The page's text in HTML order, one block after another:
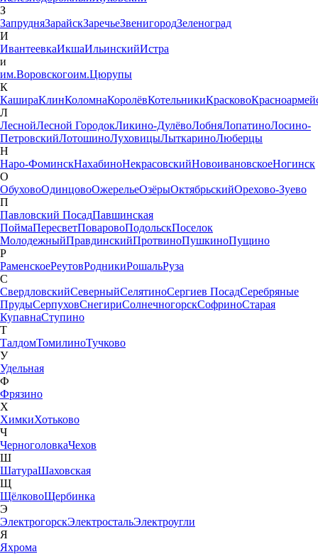
З
ЗапрудняЗарайскЗаречьеЗвенигородЗеленоград
И
ИвантеевкаИкшаИльинскийИстра
и
им.Воровскогоим.Цюрупы
К
КашираКлинКоломнаКоролёвКотельникиКрасково
Л
ЛеснойЛесной ГородокЛикино-ДулёвоЛобняЛопатиноЛосино-
ПетровскийЛотошиноЛуховицыЛыткариноЛюберцы
Н
Наро-ФоминскНахабиноНекрасовскийНовоивановскоеНогинск
О
ОбуховоОдинцовоОжерельеОзёрыОктябрьскийОрехово-Зуево
П
Павловский ПосадПавшинская
ПоймаПересветПоваровоПодольскПоселок
МолодежныйПравдинскийПротвиноПушкиноПущино
Р
РаменскоеРеутовРодникиРошальРуза
С
СвердловскийСеверныйСелятиноСергиев ПосадСеребряные
ПрудыСерпуховСнегириСолнечногорскСофриноСтарая
КупавнаСтупино
Т
ТалдомТомилиноТучково
У
Удельная
Ф
Фрязино
Х
ХимкиХотьково
Ч
ЧерноголовкаЧехов
Ш
ШатураШаховская
Щ
ЩёлковоЩербинка
Э
ЭлектрогорскЭлектростальЭлектроугли
Я
Яхрома